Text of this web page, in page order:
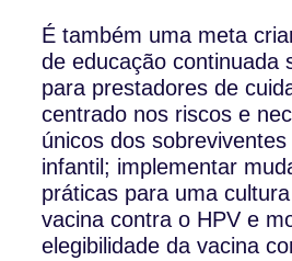
É também uma meta
de educação continuada
para prestadores de
centrado nos riscos e
únicos dos
infantil; implementar
práticas para uma
vacina contra o HPV e
elegibilidade da vacina